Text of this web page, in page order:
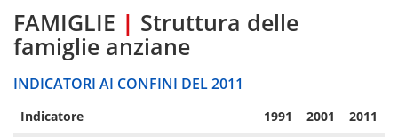
FAMIGLIE | Struttura delle
famiglie anziane
INDICATORI AI CONFINI DEL 2011
Indicatore 1991 2001 2011